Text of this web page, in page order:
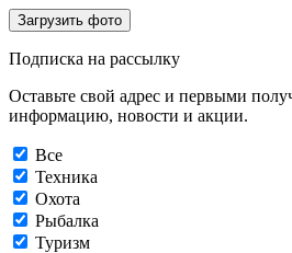
Загрузить фото
Подписка на рассылку
Оставьте свой адрес и первыми
информацию, новости и акции.
Все
Техника
Охота
Рыбалка
Туризм